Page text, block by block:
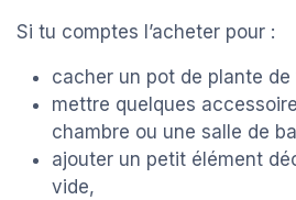
Si tu comptes l’acheter pour :
cacher un pot de plante
mettre quelques
chambre ou une salle de
ajouter un petit élément
vide,